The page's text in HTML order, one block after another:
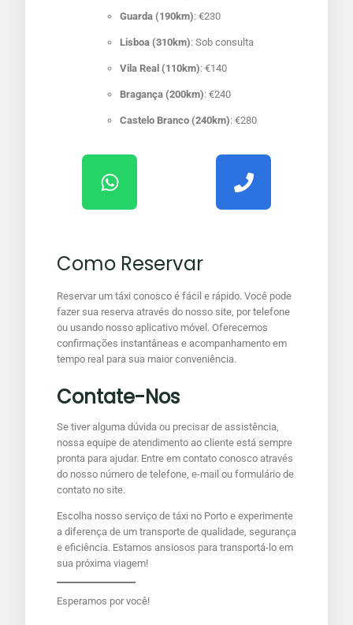
Guarda (190km): €230
Lisboa (310km): Sob consulta
Vila Real (110km): €140
Bragança (200km): €240
Castelo Branco (240km): €280
Como Reservar
Reservar um táxi conosco é fácil e rápido. Você pode
fazer sua reserva através do nosso site, por telefone
ou usando nosso aplicativo móvel. Oferecemos
confirmações instantâneas e acompanhamento em
tempo real para sua maior conveniência.
Contate-Nos
Se tiver alguma dúvida ou precisar de assistência,
nossa equipe de atendimento ao cliente está sempre
pronta para ajudar. Entre em contato conosco através
do nosso número de telefone, e-mail ou formulário de
contato no site.
Escolha nosso serviço de táxi no Porto e experimente
a diferença de um transporte de qualidade, segurança
e eficiência. Estamos ansiosos para transportá-lo em
sua próxima viagem!
Esperamos por você!